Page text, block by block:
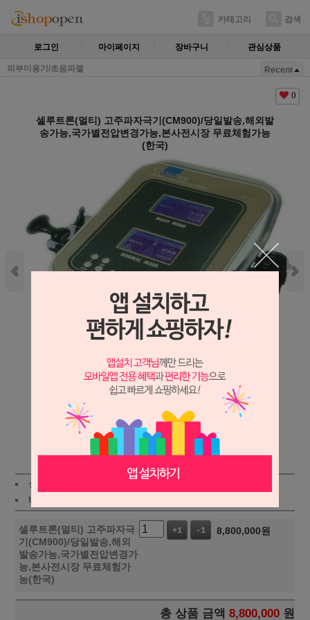
카테고리 검색
로그인 마이페이지 장바구니 관심상품
피부미용기/초음파젤 Recent
0
셀루트론(멀티) 고주파자극기(CM900)/당일발송,해외발
송가능,국가별전압변경가능,본사전시장 무료체험가능
(한국)
상세보기
상품가 : 8,800,000원
배송비 :
셀루트론(멀티) 고주파자극
기(CM900)/당일발송,해외
발송가능,국가별전압변경가
능,본사전시장 무료체험가
능(한국)
+1 -1 8,800,000원
총 상품 금액 8,800,000 원